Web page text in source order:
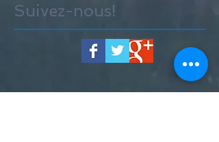
Suivez-nous!